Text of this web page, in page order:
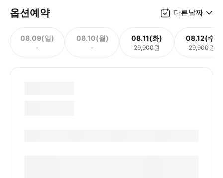
옵션예약 다른날짜
08.09(일)
-
08.10(월)
-
08.11(화)
29,900원
08.12(수)
29,900원